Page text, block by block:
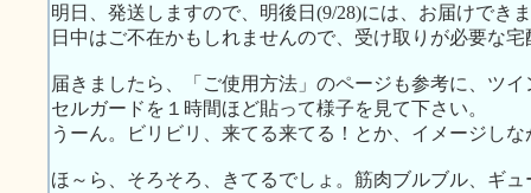
明日、発送しますので、明後日(9/28)には、お届けでき
日中はご不在かもしれませんので、受け取りが必要な
届きましたら、「ご使用方法」のページも参考に、ツ
セルガードを１時間ほど貼って様子を見て下さい。
うーん。ビリビリ、来てる来てる！とか、イメージしな
ほ～ら、そろそろ、きてるでしょ。筋肉ブルブル、ギュ